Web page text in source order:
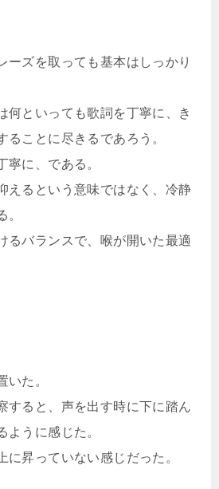
ーズを取っても基本はしっかり
何といっても歌詞を丁寧に、き
ることに尽きるであろう。
寧に、である。
えるという意味ではなく、冷静
。
るバランスで、喉が開いた最適
いた。
すると、声を出す時に下に踏ん
ように感じた。
に昇っていない感じだった。